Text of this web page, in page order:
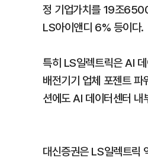
정 기업가치를 19조
LS아이앤디 6% 등이다.
특히 LS일렉트릭은 AI
배전기기 업체 포젠트
션에도 AI 데이터센터 내
대신증권은 LS일렉트릭